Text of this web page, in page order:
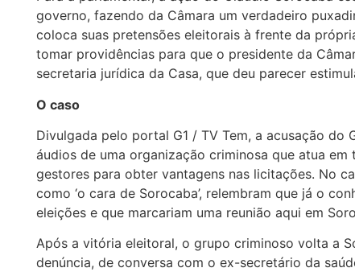
governo, fazendo da Câmara um verdadeiro
coloca suas pretensões eleitorais à frente da
tomar providências para que o presidente da
secretaria jurídica da Casa, que deu parecer
O caso
Divulgada pelo portal G1 / TV Tem, a acusação
áudios de uma organização criminosa que atua
gestores para obter vantagens nas licitações. No
como ‘o cara de Sorocaba’, relembram que já o
eleições e que marcariam uma reunião aqui em
Após a vitória eleitoral, o grupo criminoso volta a
denúncia, de conversa com o ex-secretário da